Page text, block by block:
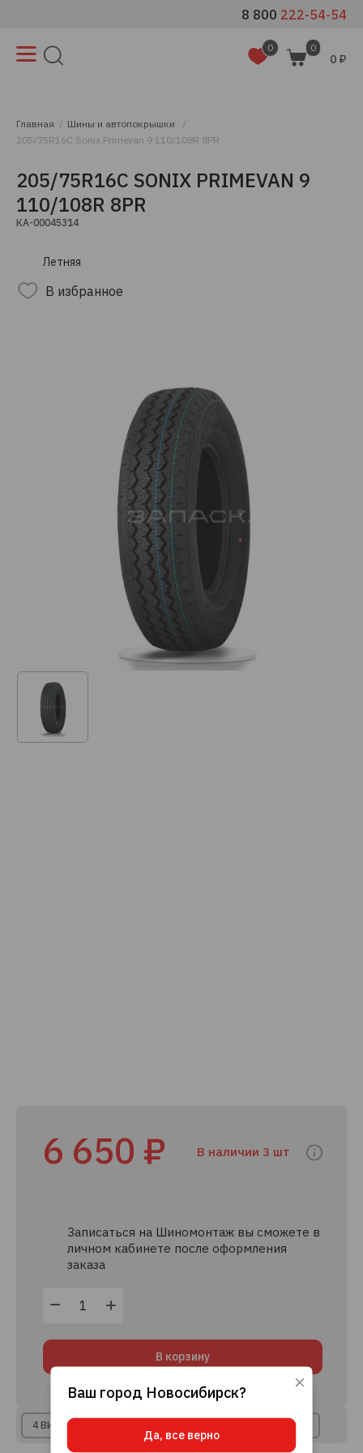
8 800 222-54-54
0 0
0 ₽
Главная
Шины и автопокрышки
205/75R16C Sonix Primevan 9 110/108R 8PR
205/75R16C SONIX PRIMEVAN 9
110/108R 8PR
КА-00045314
Летняя
В избранное
6 650 ₽ В наличии 3 шт
Записаться на Шиномонтаж вы сможете в
личном кабинете после оформления
заказа
В корзину
4 ВИДА РАССРОЧКИ 8+ КРЕДИТНЫХ ПРЕДЛОЖЕНИЙ
Ваш город Новосибирск?
Да, все верно
Используя данный сайт, вы даете согласие
нам делать его удобнее для вас.